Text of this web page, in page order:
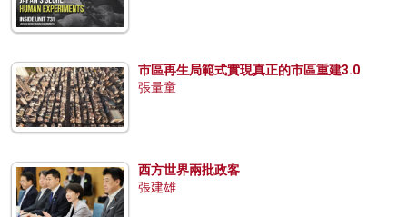
市區再生局範式實現真正的市區重建3.0
張量童
西方世界兩批政客
張建雄